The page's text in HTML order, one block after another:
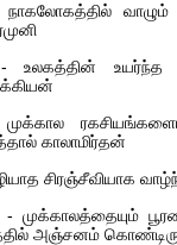
வாழும்
உலகத்தின் உயர்ந்த
காலாமிர்தன்
சிரஞ்சீவியாக
முக்காலத்தையும்
அஞ்சனம்